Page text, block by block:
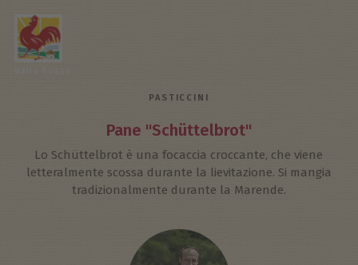
PASTICCINI
Pane "Schüttelbrot"
Lo Schüttelbrot è una focaccia croccante, che viene
letteralmente scossa durante la lievitazione. Si mangia
tradizionalmente durante la Marende.